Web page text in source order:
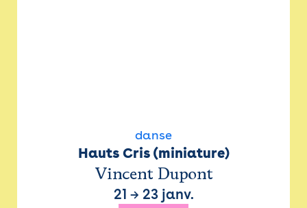
danse
Hauts Cris (miniature)
Vincent Dupont
21 → 23 janv.